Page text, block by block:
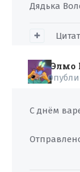
Дядька
Элмо
С днём